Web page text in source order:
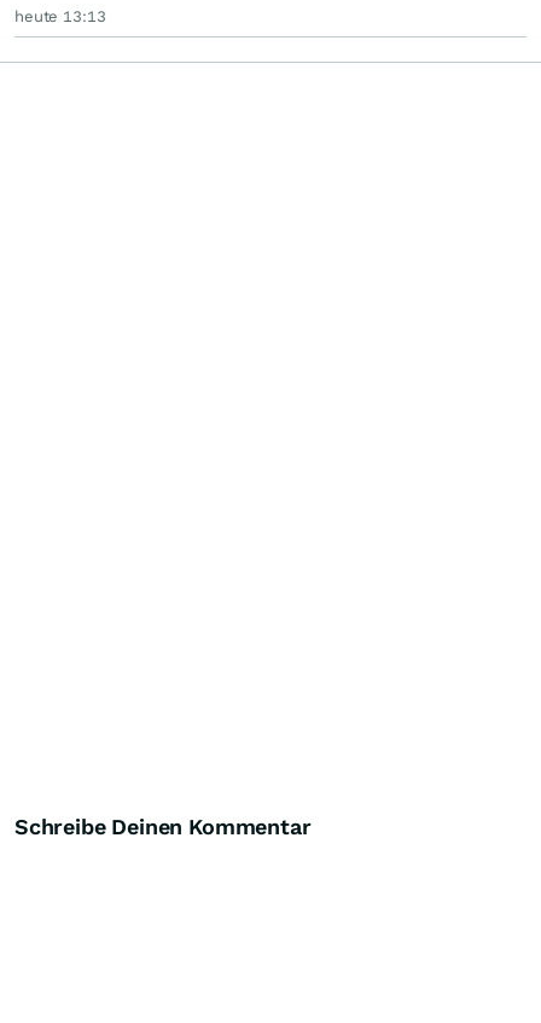
heute 13:13
Schreibe Deinen Kommentar